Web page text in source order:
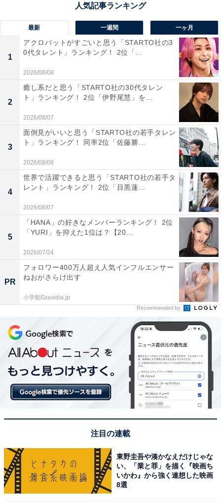
View this post on Instagram
A post shared by 山﨑賢人 (@kentooyamazaki)
1位は、山崎賢人さん（崎はたつさき）。2009年12月に
小中学生向けファッション雑誌『ピチレモン』（学研パ
ブリッシング ※2015年から休刊）でメンズモデルとして
デビュー。 翌年2010年にはテレビドラマ『熱海の捜査
官』（テレビ朝日系）で俳優デビューを果たし、山崎さ
んが高校2年生にあたる2011年4月公開の映画『管制塔』
ビュー当初から目覚ましい活躍を見せています。
回答者からは、「山崎賢人くんは同じ人間と思えない美
しさ…（30代女性／東京都）」「背も高くて顔も良く、
さわやかな感じがする。イケメンの中のイケメンだと思
最新 一週間 一ヶ月
1
アクロバットがすごいと思う「STARTO社の3
0代タレント」ランキング！ 2位「...
2026/08/08
2
癒し系だと思う「STARTO社の30代タレン
ト」ランキング！ 2位「伊野尾慧」を...
2026/08/07
3
面倒見がいいと思う「STARTO社の若手タレン
ト」ランキング！ 同率2位「佐藤勝...
2026/08/08
4
世界で活躍できると思う「STARTO社の若手タ
レント」ランキング！ 2位「目黒蓮...
2026/08/07
5
「HANA」の好きなメンバーランキング！ 2位
「YURI」を抑えた1位は？【20...
2026/07/24
PR
フォロワー400万人超え人気インフルエンサー
ねおがさらけ出す
小学館Gravidia.jp
Recommended by
注目の連載
東野圭吾や湊かなえだけじゃな
い、「業と罪」を描く『映画ち
いかわ』から強く連想した映画
8選